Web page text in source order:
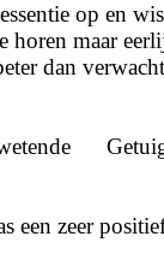
op en
maar
dan
een zeer